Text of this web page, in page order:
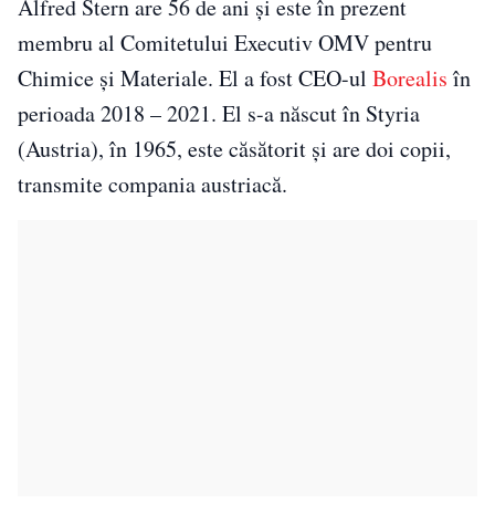
Alfred Stern are 56 de ani şi este în prezent
membru al Comitetului Executiv OMV pentru
Chimice şi Materiale. El a fost CEO-ul Borealisîn
perioada 2018 – 2021. El s-a născut în Styria
(Austria), în 1965, este căsătorit şi are doi copii,
transmite compania austriacă.